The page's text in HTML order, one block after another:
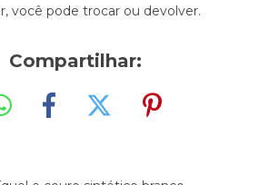
você pode trocar ou devolver.
Compartilhar: